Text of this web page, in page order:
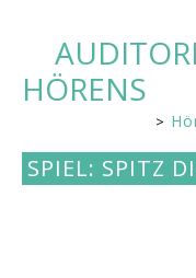
HÖRENS
SPIEL: SPITZ